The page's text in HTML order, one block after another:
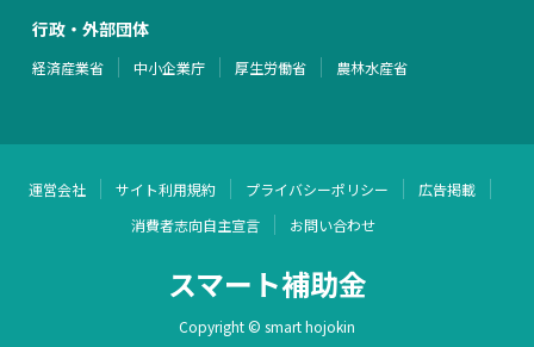
行政・外部団体
経済産業省 中小企業庁 厚生労働省 農林水産省
運営会社 サイト利用規約 プライバシーポリシー
広告掲載
消費者志向自主宣言
お問い合わせ
スマート補助金
Copyright © smart hojokin